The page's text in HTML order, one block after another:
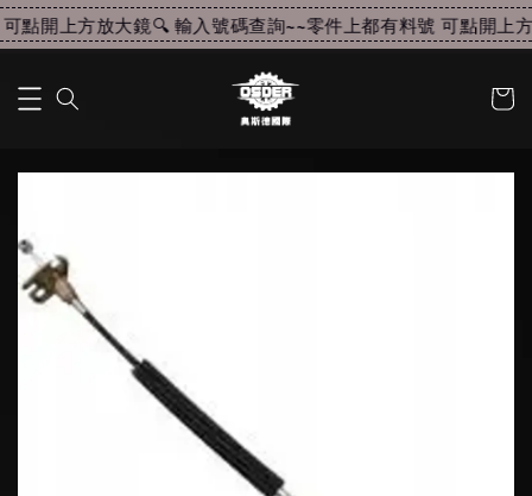
點開上方放大鏡🔍 輸入號碼查詢~~零件上都有料號 可點開上